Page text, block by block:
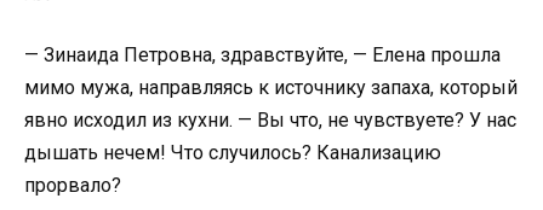
— Зинаида Петровна, здравствуйте, — Елена прошла
мимо мужа, направляясь к источнику запаха, который
явно исходил из кухни. — Вы что, не чувствуете? У нас
дышать нечем! Что случилось? Канализацию
прорвало?